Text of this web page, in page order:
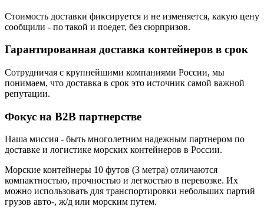
Стоимость доставки фиксируется и не изменяется, какую цену
сообщили - по такой и поедет, без сюрпризов.
Гарантированная доставка контейнеров в срок
Сотрудничая с крупнейшими компаниями России, мы
понимаем, что доставка в срок это источник самой важной
репутации.
Фокус на B2B партнерстве
Наша миссия - быть многолетним надежным партнером по
доставке и логистике морских контейнеров в России.
Морские контейнеры 10 футов (3 метра) отличаются
компактностью, прочностью и легкостью в перевозке. Их
можно использовать для транспортировки небольших партий
грузов авто-, ж/д или морским путем.